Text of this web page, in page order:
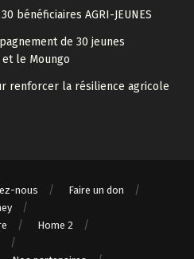
bénéficiaires AGRI-JEUNES
de 30 jeunes
le Moungo
renforcer la résilience agricole
nous
Faire un don
Home 2